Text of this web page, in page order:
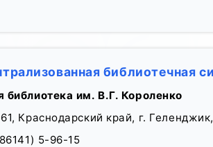
библиотечная
библиотека им. В.Г. Короленко
Краснодарский край, г.
5-96-15